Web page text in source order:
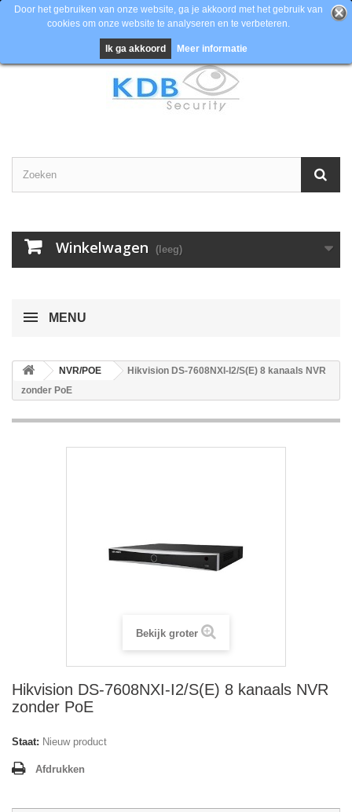
Contacteer ons
Winkelwagen (leeg)
Door het gebruiken van onze website, ga je akkoord met het gebruik van
cookies om onze website te analyseren en te verbeteren.
Ik ga akkoord Meer informatie
MENU
NVR/POE
Hikvision DS-7608NXI-I2/S(E) 8 kanaals NVR
zonder PoE
Bekijk groter
Hikvision DS-7608NXI-I2/S(E) 8 kanaals NVR
zonder PoE
Staat: Nieuw product
Afdrukken